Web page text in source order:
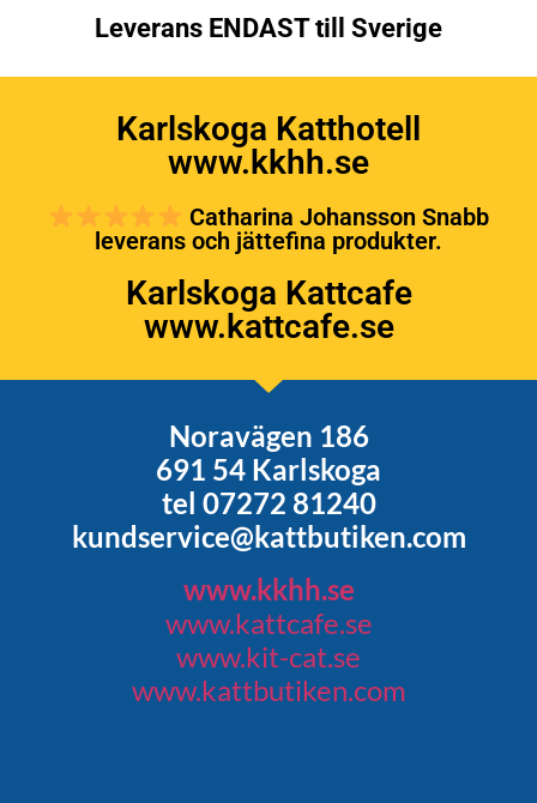
Leverans ENDAST till Sverige
Karlskoga Katthotell
www.kkhh.se
Catharina Johansson Snabb
leverans och jättefina produkter.
Karlskoga Kattcafe
www.kattcafe.se
Noravägen 186
691 54 Karlskoga
tel 07272 81240
kundservice@kattbutiken.com
www.kkhh.se
www.kattcafe.se
www.kit-cat.se
www.kattbutiken.com